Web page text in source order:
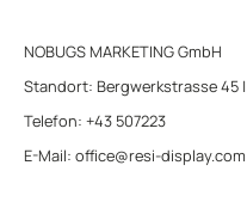
NOBUGS MARKETING GmbH
Standort: Bergwerkstrasse 45
Telefon: +43 507223
E-Mail: office@resi-display.com